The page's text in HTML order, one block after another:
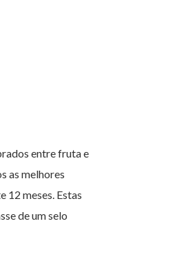
entre fruta e
as melhores
12 meses. Estas
de um selo